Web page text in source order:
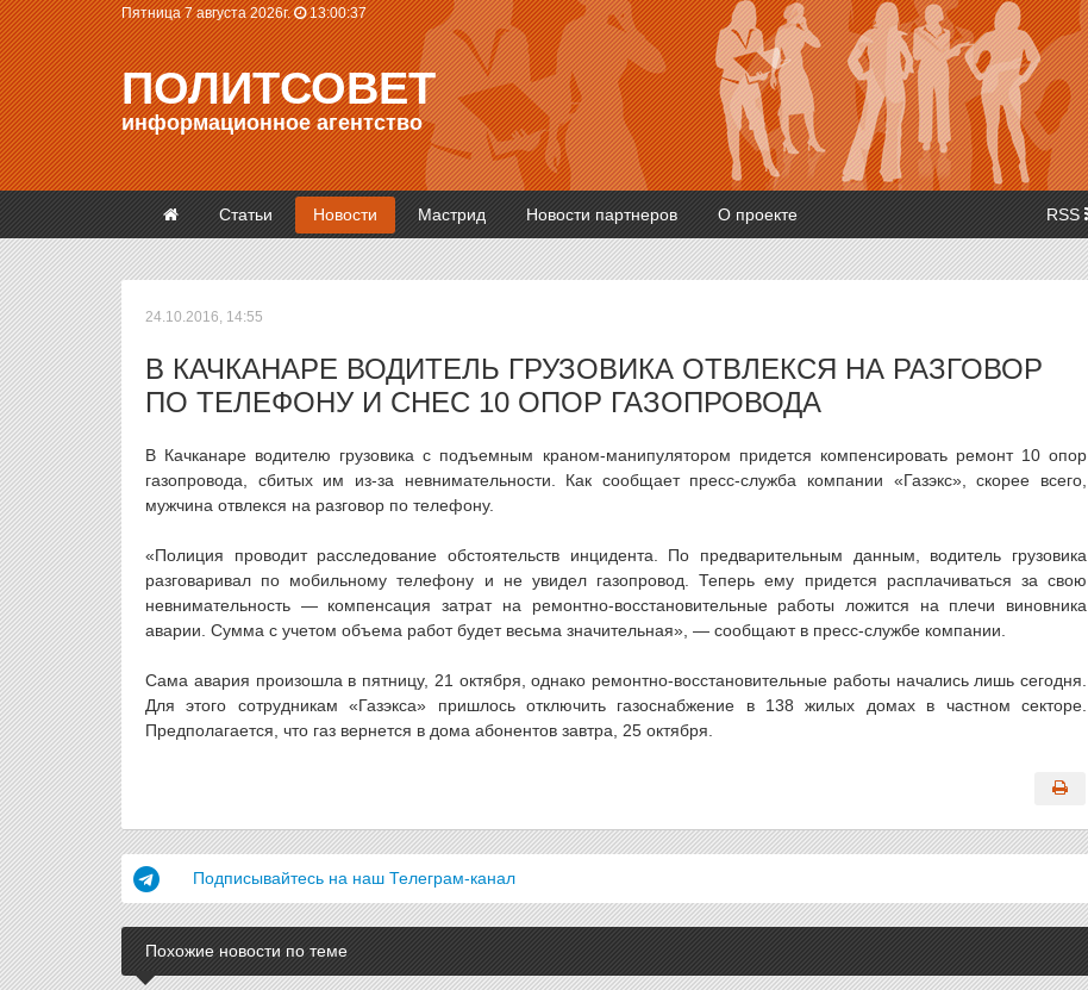
Пятница 7 августа 2026г. 13:00:37
ПОЛИТСОВЕТ
информационное агентство
Статьи Новости Мастрид Новости партнеров О проекте RSS
24.10.2016, 14:55
В КАЧКАНАРЕ ВОДИТЕЛЬ ГРУЗОВИКА ОТВЛЕКСЯ НА РАЗГОВОР
ПО ТЕЛЕФОНУ И СНЕС 10 ОПОР ГАЗОПРОВОДА
В Качканаре водителю грузовика с подъемным краном-манипулятором придется компенсировать ремонт 10 опор
газопровода, сбитых им из-за невнимательности. Как сообщает пресс-служба компании «Газэкс», скорее всего,
мужчина отвлекся на разговор по телефону.
«Полиция проводит расследование обстоятельств инцидента. По предварительным данным, водитель грузовика
разговаривал по мобильному телефону и не увидел газопровод. Теперь ему придется расплачиваться за свою
невнимательность — компенсация затрат на ремонтно-восстановительные работы ложится на плечи виновника
аварии. Сумма с учетом объема работ будет весьма значительная», — сообщают в пресс-службе компании.
Сама авария произошла в пятницу, 21 октября, однако ремонтно-восстановительные работы начались лишь сегодня.
Для этого сотрудникам «Газэкса» пришлось отключить газоснабжение в 138 жилых домах в частном секторе.
Предполагается, что газ вернется в дома абонентов завтра, 25 октября.
Подписывайтесь на наш Телеграм-канал
Похожие новости по теме